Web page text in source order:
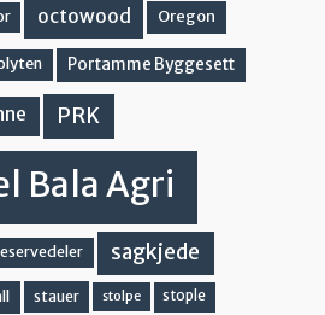
octowood Oregon
Portamme Byggesett
PRK
Bala Agri
sagkjede
stauer stolpe stople